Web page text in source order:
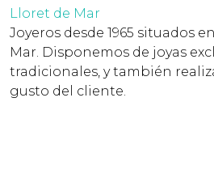
Lloret de Mar
Joyeros desde 1965 situados
Mar. Disponemos de joyas
tradicionales, y también
gusto del cliente.